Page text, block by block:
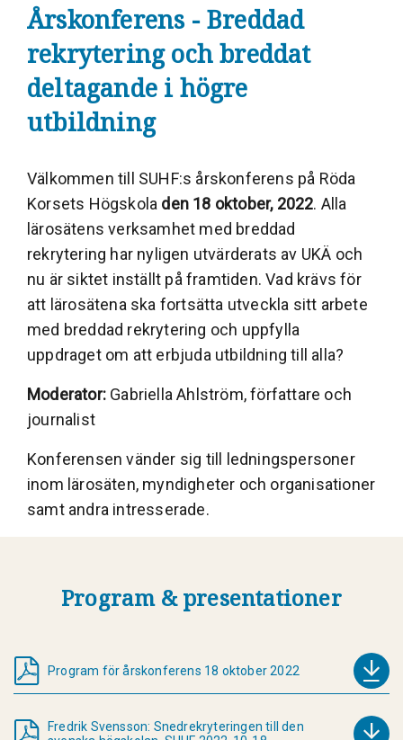
Årskonferens - Breddad
rekrytering och breddat
deltagande i högre
utbildning
Välkommen till SUHF:s årskonferens på Röda
Korsets Högskola den 18 oktober, 2022. Alla
lärosätens verksamhet med breddad
rekrytering har nyligen utvärderats av UKÄ och
nu är siktet inställt på framtiden. Vad krävs för
att lärosätena ska fortsätta utveckla sitt arbete
med breddad rekrytering och uppfylla
uppdraget om att erbjuda utbildning till alla?
Moderator: Gabriella Ahlström, författare och
journalist
Konferensen vänder sig till ledningspersoner
inom lärosäten, myndigheter och organisationer
samt andra intresserade.
Program & presentationer
Program för årskonferens 18 oktober 2022
Fredrik Svensson: Snedrekryteringen till den